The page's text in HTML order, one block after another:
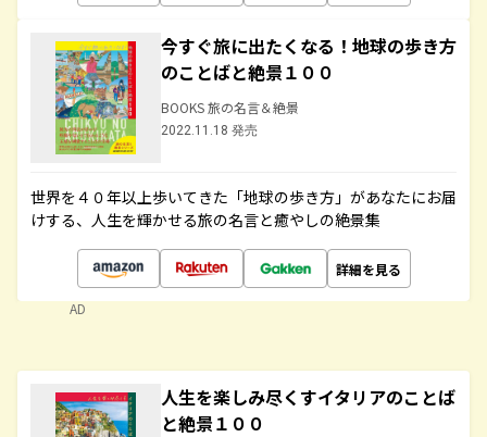
今すぐ旅に出たくなる！地球の歩き方
のことばと絶景１００
BOOKS 旅の名言＆絶景
2022.11.18 発売
世界を４０年以上歩いてきた「地球の歩き方」があなたにお届
けする、人生を輝かせる旅の名言と癒やしの絶景集
詳細を見る
AD
人生を楽しみ尽くすイタリアのことば
と絶景１００